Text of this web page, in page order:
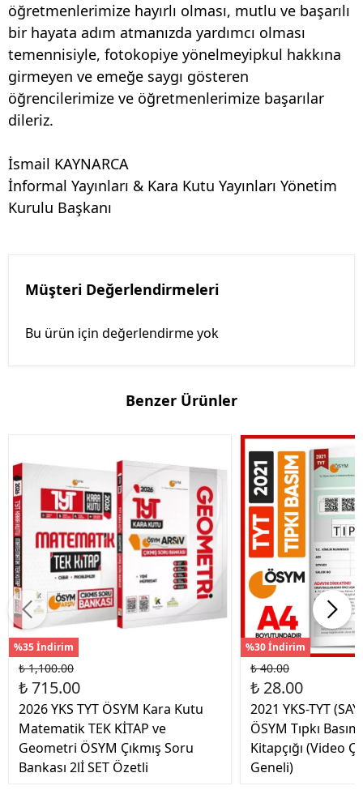
öğretmenlerimize hayırlı olması, mutlu ve başarılı
bir hayata adım atmanızda yardımcı olması
temennisiyle, fotokopiye yönelmeyipkul hakkına
girmeyen ve emeğe saygı gösteren
öğrencilerimize ve öğretmenlerimize başarılar
dileriz.
İsmail KAYNARCA
İnformal Yayınları & Kara Kutu Yayınları Yönetim
Kurulu Başkanı
Müşteri Değerlendirmeleri
Bu ürün için değerlendirme yok
Benzer Ürünler
%35 İndirim
₺ 1,100.00
₺ 715.00
2026 YKS TYT ÖSYM Kara Kutu
Matematik TEK KİTAP ve
Geometri ÖSYM Çıkmış Soru
Bankası 2lİ SET Özetli
%30 İndirim
₺ 40.00
₺ 28.00
2021 YKS-TYT
ÖSYM Tıpkı
Kitapçığı (Video
Geneli)